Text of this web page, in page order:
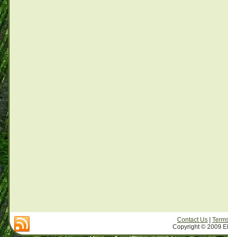
Contact Us
Copyright © 2009